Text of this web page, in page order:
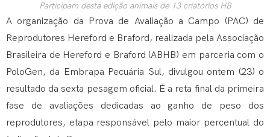
Participam desta edição animais de 13 criatórios HB
A organização da Prova de Avaliação a Campo (PAC) de
Reprodutores Hereford e Braford, realizada pela Associação
Brasileira de Hereford e Braford (ABHB) em parceria com o
PoloGen, da Embrapa Pecuária Sul, divulgou ontem (23) o
resultado da sexta pesagem oficial. É a reta final da primeira
fase de avaliações dedicadas ao ganho de peso dos
reprodutores, etapa responsável pelo maior percentual do